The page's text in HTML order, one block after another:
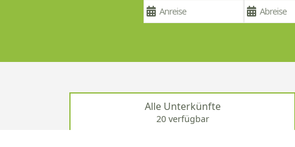
Alle Unterkünfte
20 verfügbar